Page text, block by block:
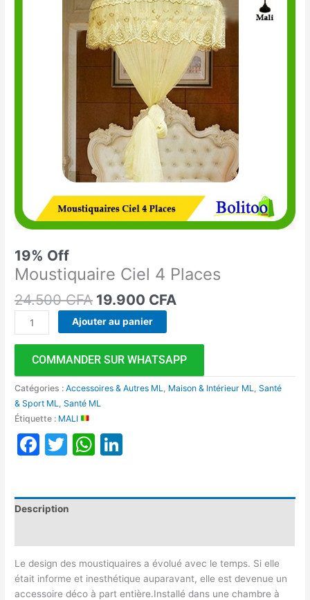
19% Off
Moustiquaire Ciel 4 Places
24.500CFA
24.500 CFA.
19.900 CFA
19.900 CFA.
Ajouter au panier
COMMANDER SUR WHATSAPP
Catégories :Accessoires & Autres ML Maison & Intérieur ML ,Santé
& Sport ML
,Santé ML
Étiquette : MALI
Facebook
TwitterWhatsApp
Description
Le design des moustiquaires a évolué avec le temps. Si elle
était informe et inesthétique auparavant, elle est devenue un
accessoire déco à part entière.Installé dans une chambre à